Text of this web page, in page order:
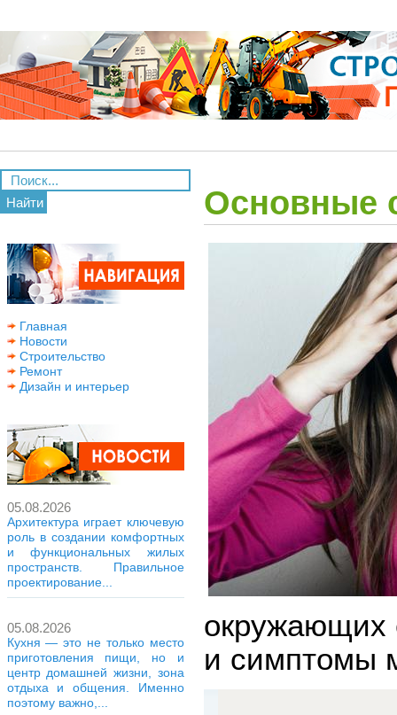
Найти
Главная
Новости
Строительство
Ремонт
Дизайн и интерьер
05.08.2026
Архитектура играет ключевую
роль в создании комфортных
и функциональных жилых
пространств. Правильное
проектирование...
05.08.2026
Кухня — это не только место
приготовления пищи, но и
центр домашней жизни, зона
отдыха и общения. Именно
поэтому важно,...
Основные
окружающих
и симптомы